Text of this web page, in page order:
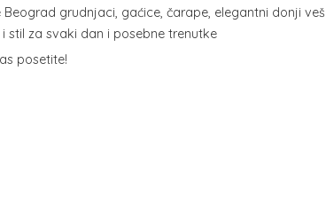
Beograd grudnjaci, gaćice, čarape, elegantni donji veš
stil za svaki dan i posebne trenutke
posetite!